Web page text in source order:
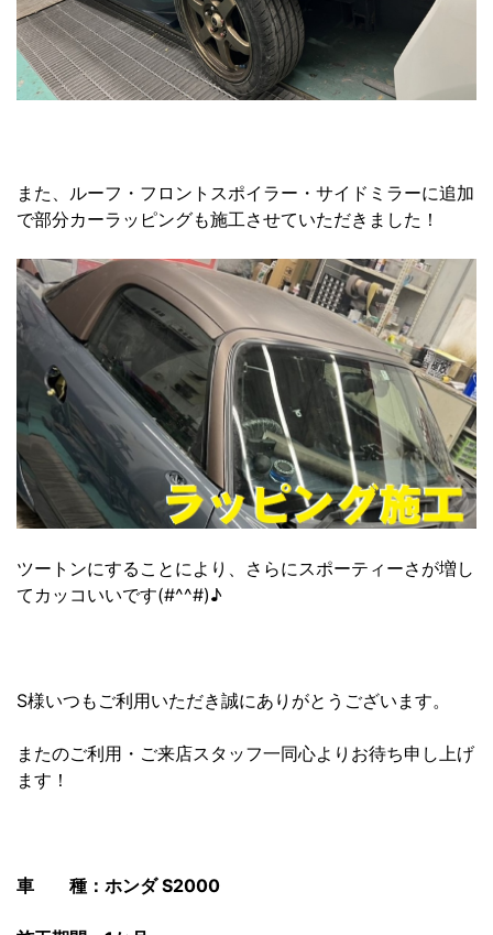
また、ルーフ・フロントスポイラー・サイドミラーに追加
で部分カーラッピングも施工させていただきました！
ツートンにすることにより、さらにスポーティーさが増し
てカッコいいです(#^^#)♪
S様いつもご利用いただき誠にありがとうございます。
またのご利用・ご来店スタッフ一同心よりお待ち申し上げ
ます！
車 種：ホンダ S2000